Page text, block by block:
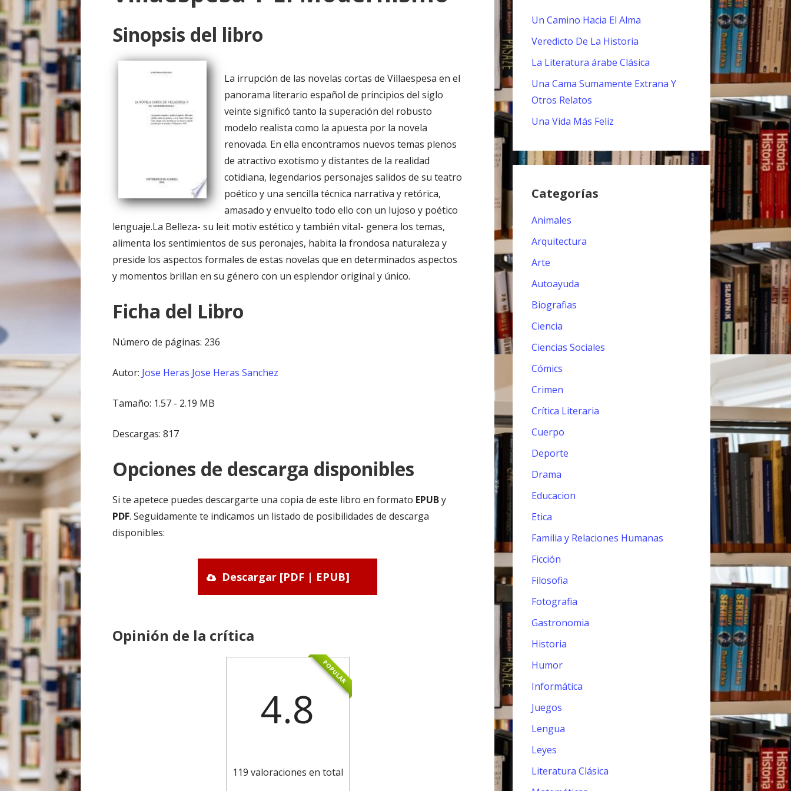
o
Sinopsis del libro
La irrupción de las novelas cortas de Villaespesa en el
panorama literario español de principios del siglo
veinte significó tanto la superación del robusto
modelo realista como la apuesta por la novela
renovada. En ella encontramos nuevos temas plenos
de atractivo exotismo y distantes de la realidad
cotidiana, legendarios personajes salidos de su teatro
poético y una sencilla técnica narrativa y retórica,
amasado y envuelto todo ello con un lujoso y poético
lenguaje.La Belleza- su leit motiv estético y también vital- genera los temas,
alimenta los sentimientos de sus peronajes, habita la frondosa naturaleza y
preside los aspectos formales de estas novelas que en determinados aspectos
y momentos brillan en su género con un esplendor original y único.
Ficha del Libro
Número de páginas: 236
Autor: Jose Heras Jose Heras Sanchez
Tamaño: 1.57 - 2.19 MB
Descargas: 817
Opciones de descarga disponibles
Si te apetece puedes descargarte una copia de este libro en formato EPUBy
PDF. Seguidamente te indicamos un listado de posibilidades de descarga
disponibles:
Descargar [PDF | EPUB]
Opinión de la crítica
POPULAR
4.8
119 valoraciones en total
Un Camino Hacia El Alma
Veredicto De La Historia
La Literatura árabe Clásica
Una Cama Sumamente Extrana Y
Otros Relatos
Una Vida Más Feliz
Categorías
Animales
Arquitectura
Arte
Autoayuda
Biografias
Ciencia
Ciencias Sociales
Cómics
Crimen
Crítica Literaria
Cuerpo
Deporte
Drama
Educacion
Etica
Familia y Relaciones Humanas
Ficción
Filosofia
Fotografia
Gastronomia
Historia
Humor
Informática
Juegos
Lengua
Leyes
Literatura Clásica